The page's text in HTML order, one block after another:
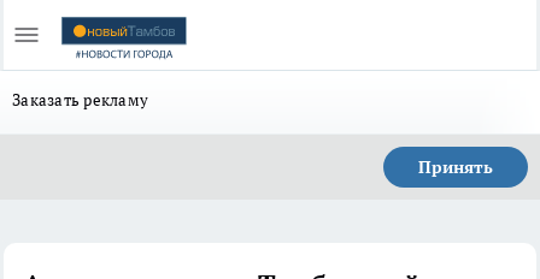
Заказать рекламу
Принять